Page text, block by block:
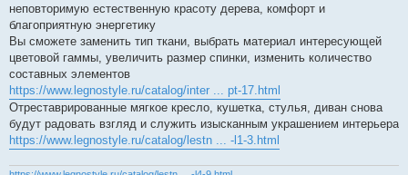
неповторимую естественную красоту дерева, комфорт и
благоприятную энергетику
Вы сможете заменить тип ткани, выбрать материал интересующей
цветовой гаммы, увеличить размер спинки, изменить количество
составных элементов
https://www.legnostyle.ru/catalog/inter ... pt-17.html
Отреставрированные мягкое кресло, кушетка, стулья, диван снова
будут радовать взгляд и служить изысканным украшением интерьера
https://www.legnostyle.ru/catalog/lestn ... -l1-3.html